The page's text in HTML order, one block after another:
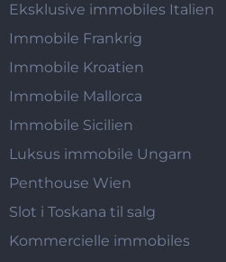
Eksklusive immobiles Italien
Immobile Frankrig
Immobile Kroatien
Immobile Mallorca
Immobile Sicilien
Luksus immobile Ungarn
Penthouse Wien
Slot i Toskana til salg
Kommercielle immobiles